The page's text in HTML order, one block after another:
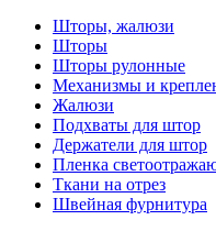
Шторы, жалюзи
Шторы
Шторы рулонные
Механизмы и
Жалюзи
Подхваты для штор
Держатели для штор
Пленка
Ткани на отрез
Швейная фурнитура